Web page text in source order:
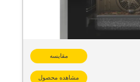
مقایسه
مشاهده محصول